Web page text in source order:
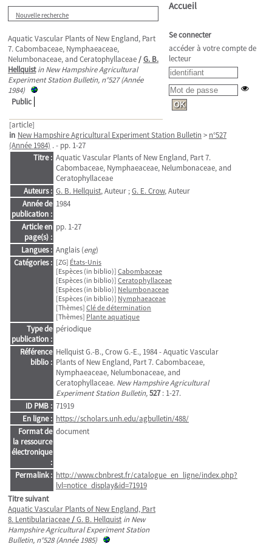
Nouvelle recherche
Aquatic Vascular Plants of New England, Part
7. Cabombaceae, Nymphaeaceae,
Nelumbonaceae, and Ceratophyllaceae/G. B.
Hellquist in New Hampshire Agricultural
Experiment Station Bulletin, n°527 (Année
1984)
Public
[article]
in New Hampshire Agricultural Experiment Station Bulletin > n°527
(Année 1984) . - pp. 1-27
Titre : Aquatic Vascular Plants of New England, Part 7.
Cabombaceae, Nymphaeaceae, Nelumbonaceae, and
Ceratophyllaceae
Auteurs : G. B. Hellquist, Auteur ;G. E. Crow, Auteur
Année de
publication :
1984
Article en
page(s) :
pp. 1-27
Langues : Anglais (eng)
Catégories : [ZG] États-Unis
[Espèces (in biblio)] Cabombaceae
[Espèces (in biblio)] Ceratophyllaceae
[Espèces (in biblio)] Nelumbonaceae
[Espèces (in biblio)] Nymphaeaceae
[Thèmes] Clé de détermination
[Thèmes] Plante aquatique
Type de
publication :
périodique
Référence
biblio :
Hellquist G.-B., Crow G.-E., 1984 - Aquatic Vascular
Plants of New England, Part 7. Cabombaceae,
Nymphaeaceae, Nelumbonaceae, and
Ceratophyllaceae. New Hampshire Agricultural
Experiment Station Bulletin,527: 1-27.
ID PMB : 71919
En ligne : https://scholars.unh.edu/agbulletin/488/
Format de
la ressource
électronique
:
document
Permalink : http://www.cbnbrest.fr/catalogue_en_ligne/index.php?
lvl=notice_display&id=71919
Titre suivant
Aquatic Vascular Plants of New England, Part
8. Lentibulariaceae/G. B. Hellquist in New
Hampshire Agricultural Experiment Station
Bulletin, n°528 (Année 1985)
Accueil
Se connecter
accéder à votre compte de
lecteur